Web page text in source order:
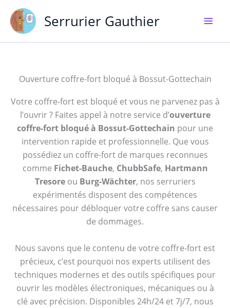
contenu
Serrurier Gauthier
Ouverture coffre-fort bloqué à Bossut-Gottechain
Votre coffre-fort est bloqué et vous ne parvenez pas à
l’ouvrir ? Faites appel à notre service d’ouverture
coffre-fort bloqué à Bossut-Gottechain pour une
intervention rapide et professionnelle. Que vous
possédiez un coffre-fort de marques reconnues
comme Fichet-Bauche, ChubbSafe, Hartmann
Tresoreou Burg-Wächter, nos serruriers
expérimentés disposent des compétences
nécessaires pour débloquer votre coffre sans causer
de dommages.
Nous savons que le contenu de votre coffre-fort est
précieux, c’est pourquoi nos experts utilisent des
techniques modernes et des outils spécifiques pour
ouvrir les modèles électroniques, mécaniques ou à
clé avec précision. Disponibles 24h/24 et 7j/7, nous